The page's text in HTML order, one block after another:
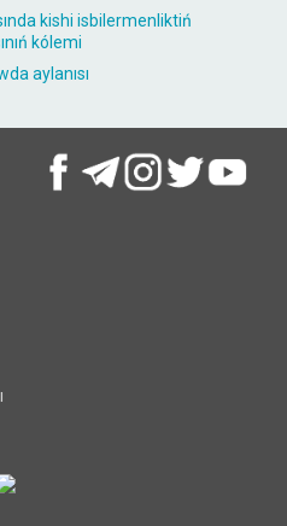
kishi isbilermenliktiń
kólemi
aylanısı